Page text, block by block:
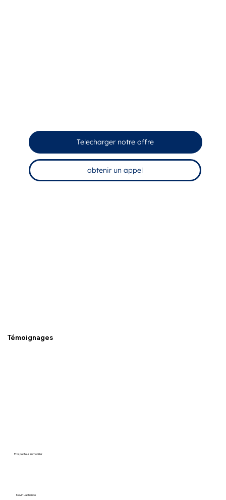
Kevin Lachance
Prospecteur immobilier
Témoignages
Telecharger notre offre
obtenir un appel